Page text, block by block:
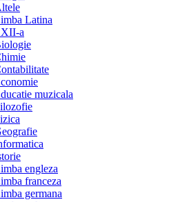
Latina
XII-a
muzicala
engleza
franceza
germana